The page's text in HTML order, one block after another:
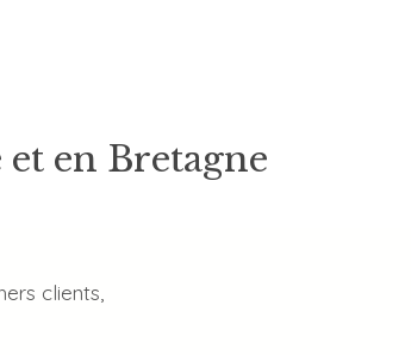
en Bretagne
clients,